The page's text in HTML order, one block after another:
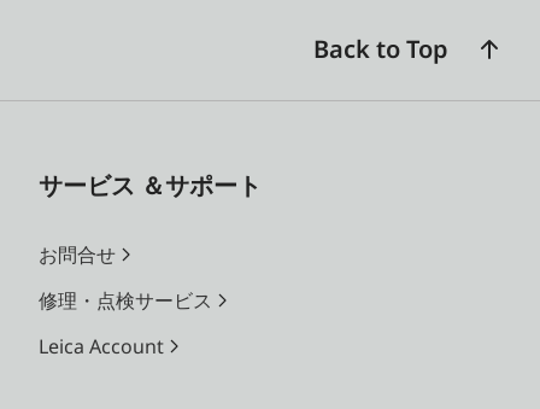
Back to Top
サービス ＆サポート
お問合せ
修理・点検サービス
Leica Account